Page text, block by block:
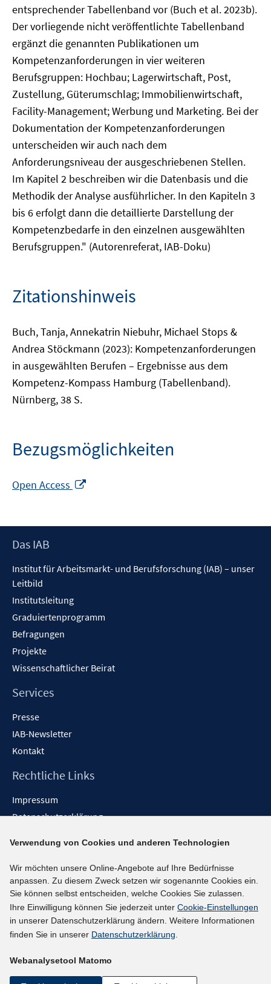
entsprechender Tabellenband vor (Buch et al. 2023b).
Der vorliegende nicht veröffentlichte Tabellenband
ergänzt die genannten Publikationen um
Kompetenzanforderungen in vier weiteren
Berufsgruppen: Hochbau; Lagerwirtschaft, Post,
Zustellung, Güterumschlag; Immobilienwirtschaft,
Facility-Management; Werbung und Marketing. Bei der
Dokumentation der Kompetenzanforderungen
unterscheiden wir auch nach dem
Anforderungsniveau der ausgeschriebenen Stellen.
Im Kapitel 2 beschreiben wir die Datenbasis und die
Methodik der Analyse ausführlicher. In den Kapiteln 3
bis 6 erfolgt dann die detaillierte Darstellung der
Kompetenzbedarfe in den einzelnen ausgewählten
Berufsgruppen." (Autorenreferat, IAB-Doku)
Zitationshinweis
Buch, Tanja, Annekatrin Niebuhr, Michael Stops &
Andrea Stöckmann (2023): Kompetenzanforderungen
in ausgewählten Berufen – Ergebnisse aus dem
Kompetenz-Kompass Hamburg (Tabellenband).
Nürnberg, 38 S.
Bezugsmöglichkeiten
Open Access
öffnen
Footer
Das IAB
Institut für Arbeitsmarkt- und Berufsforschung (IAB) – unser
Leitbild
Institutsleitung
Graduiertenprogramm
Befragungen
Projekte
Wissenschaftlicher Beirat
Services
Presse
IAB-Newsletter
Kontakt
Rechtliche Links
Impressum
Datenschutzerklärung
Barrieren melden
Social-Media-Kanäle
BlueSky
YouTube
LinkedIn
kununu
Verwendung von Cookies und anderen Technologien
Wir möchten unsere Online-Angebote auf Ihre Bedürfnisse
anpassen. Zu diesem Zweck setzen wir sogenannte Cookies ein.
Sie können selbst entscheiden, welche Cookies Sie zulassen.
Ihre Einwilligung können Sie jederzeit unter Cookie-Einstellungen
in unserer Datenschutzerklärung ändern. Weitere Informationen
finden Sie in unserer Datenschutzerklärung.
Webanalysetool Matomo